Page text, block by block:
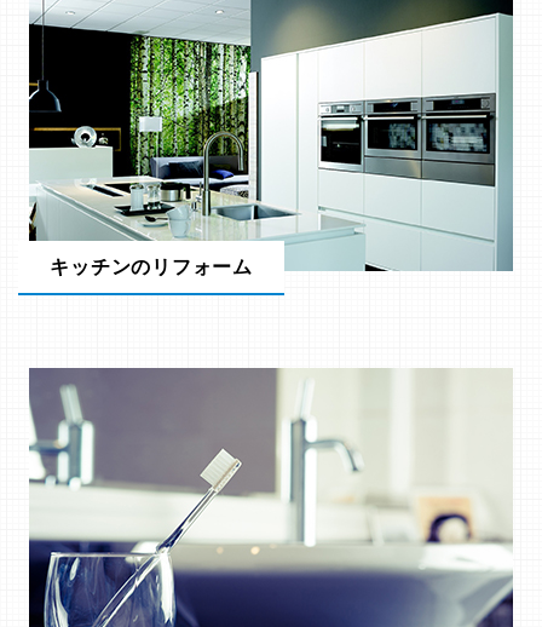
キッチンのリフォーム